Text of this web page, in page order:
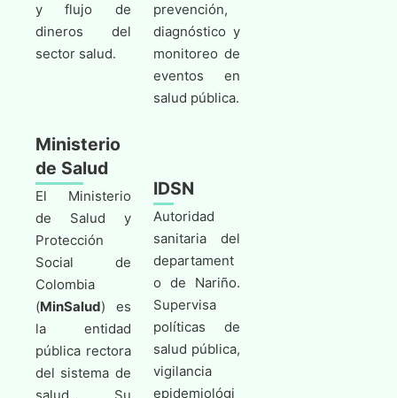
y flujo de
dineros del
sector salud.
Ministerio
de Salud
El Ministerio
de Salud y
Protección
Social de
Colombia
(MinSalud) es
la entidad
pública rectora
del sistema de
prevención,
diagnóstico y
monitoreo de
eventos en
salud pública.
IDSN
Autoridad
sanitaria del
departament
o de Nariño.
Supervisa
políticas de
salud pública,
vigilancia
epidemiológi